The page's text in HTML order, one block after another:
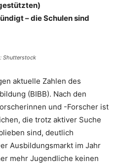
– die Schulen sind
Shutterstock
aktuelle Zahlen des
(BIBB). Nach den
und -Forscher ist
die trotz aktiver Suche
sind, deutlich
Ausbildungsmarkt im Jahr
mehr Jugendliche keinen